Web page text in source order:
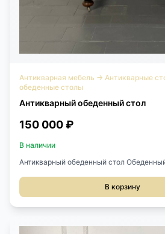
Антикварная мебель → Антикварные
обеденные столы
Антикварный обеденный стол
150 000 ₽
В наличии
Антикварный обеденный стол
Оригинальные вставки не сохранились,
заказ. Размер: 131х113х74 см. В
см.
В корзину